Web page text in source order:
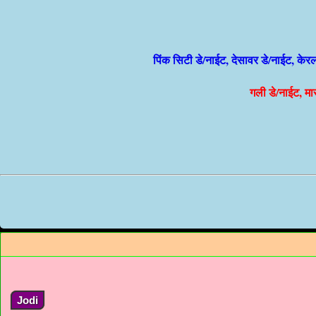
पिंक सिटी डे/नाईट, देसावर डे/नाईट,
गली डे/नाईट,
Jodi